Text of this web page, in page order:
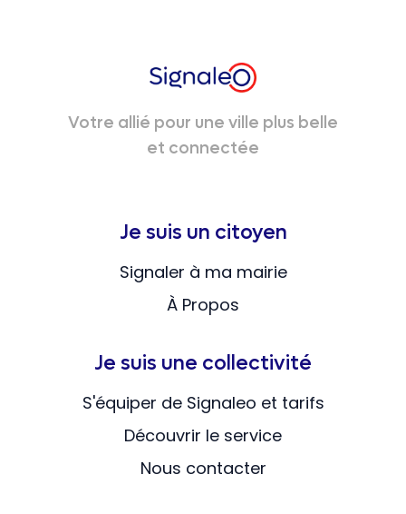
Votre allié pour une ville plus belle
et connectée
Je suis un citoyen
Signaler à ma mairie
À Propos
Je suis une collectivité
S'équiper de Signaleo et tarifs
Découvrir le service
Nous contacter